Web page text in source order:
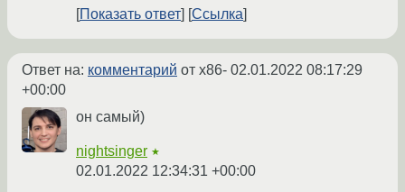
Показать ответ Ссылка
Ответ на: комментарий от x86- 02.01.2022 08:17:29
+00:00
он самый)
nightsinger ★
02.01.2022 12:34:31 +00:00